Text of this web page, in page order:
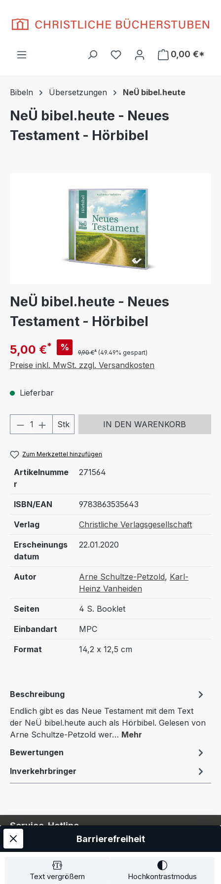
Du hast 0 Produkte auf
0,00 €*
Bibeln Übersetzungen NeÜ bibel.heute
NeÜ bibel.heute - Neues
Testament - Hörbibel
NeÜ bibel.heute - Neues
Testament - Hörbibel
5,00 €* %
9,90 €* (49.49% gespart)
Preise inkl. MwSt. zzgl. Versandkosten
Lieferbar
Produkt Anzahl: Gib den
Stk IN DEN WARENKORB
Zum Merkzettel hinzufügen
Artikelnumme
r
271564
ISBN/EAN 9783863535643
Verlag Christliche Verlagsgesellschaft
Erscheinungs
datum
22.01.2020
Autor Arne Schultze-Petzold, Karl-
Heinz Vanheiden
Seiten 4 S. Booklet
Einbandart MPC
Format 14,2 x 12,5 cm
Beschreibung
Endlich gibt es das Neue Testament mit dem Text
der NeÜ bibel.heute auch als Hörbibel. Gelesen von
Arne Schultze-Petzold wer… Mehr
Bewertungen
Inverkehrbringer
Service-Hotline
Service
Information
Text vergrößern Hochkontrastmodus
Barrierefreiheit